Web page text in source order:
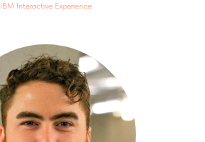
IBM Interactive Experience